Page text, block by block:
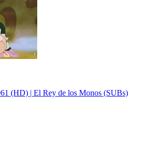
(HD) | El Rey de los Monos (SUBs)